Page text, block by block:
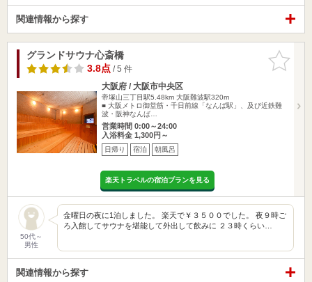
関連情報から探す
お気に入
りに追加
グランドサウナ心斎橋
3.8点/ 5 件
大阪府 / 大阪市中央区
帝塚山三丁目駅5.48km 大阪難波駅320m
■ 大阪メトロ御堂筋・千日前線「なんば駅」、及び近鉄難
波・阪神なんば…
営業時間 0:00～24:00
入浴料金 1,300円～
日帰り 宿泊 朝風呂
楽天トラベルの宿泊プランを見る
50代～
男性
金曜日の夜に1泊しました。 楽天で￥３５００でした。 夜９時ご
ろ入館してサウナを堪能して外出して飲みに ２３時くらい…
関連情報から探す